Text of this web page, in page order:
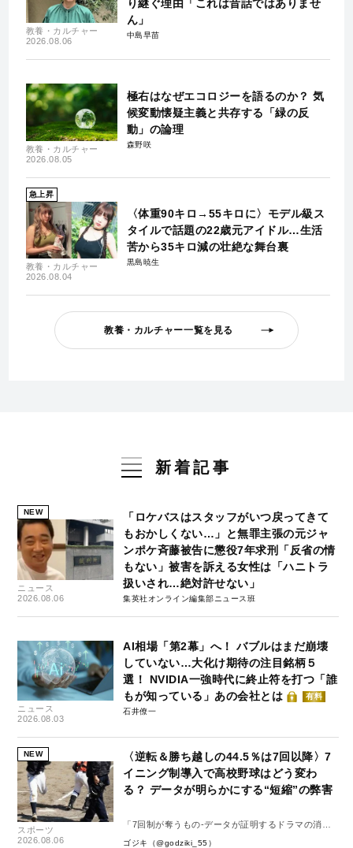
教養・カルチャー
2026.08.06
り継ぐ理由「これは昔話ではありませ
ん」
中島早苗
教養・カルチャー
2026.08.05
極右はなぜエコロジーを語るのか？ 気
候変動懐疑主義と共存する「緑の反
動」の論理
森野咲
急上昇
教養・カルチャー
2026.08.04
〈体重90キロ→55キロに〉モデル級ス
タイルで話題の22歳元アイドル…生活
苦から35キロ減の壮絶な舞台裏
黒島暁生
教養・カルチャー一覧を見る
新着記事
NEW
ニュース
2026.08.06
「ロケバスはスタッフがいつ戻ってきて
もおかしくない…」と無罪主張の元ジャ
ンポケ斉藤被告に懲役7年求刑「反省の情
もない」被害を訴える女性は「ハニトラ
扱いされ…絶対許せない」
集英社オンライン編集部ニュース班
ニュース
2026.08.03
AI相場「第2幕」へ！ バブルはまだ崩壊
していない…大化け期待の注目銘柄５
選！ NVIDIA一強時代に終止符を打つ「誰
もが知っている」あの会社とは
有料
石井僚一
NEW
スポーツ
2026.08.06
〈逆転＆勝ち越しの44.5％は7回以降〉7
イニング制導入で高校野球はどう変わ
る？ データが明らかにする“短縮”の弊害
「7回制が奪うもの-データが証明するドラマの消
失-」
ゴジキ（@godziki_55）